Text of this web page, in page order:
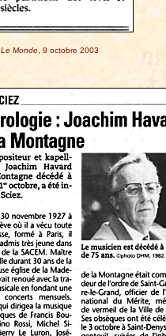
Le Monde, 9 octobre 2003